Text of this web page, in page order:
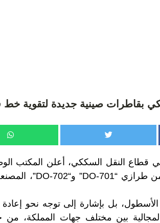
بقاطرات صينية جديدة لتقوية
قطاع النقل السككي، أعلن المكتب
الأسطول، بل بإشارة إلى توجه نحو
المجالية بين مختلف جهات المملكة،